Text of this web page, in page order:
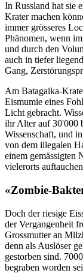
In Russland hat sie
Krater machen
immer grösseres
Phänomen, wenn
und durch den
auch in tiefer
Gang,
Am Batagaika-
Eismumie eines
Licht gebracht.
ihr Alter auf 30'000
Wissenschaft, und
von dem illegalen
einem gemässigten
vielerorts
«Zombie-
Doch der riesige
der Vergangenheit
Grossmutter an
denn als Auslöser
gestorben sind.
begraben worden